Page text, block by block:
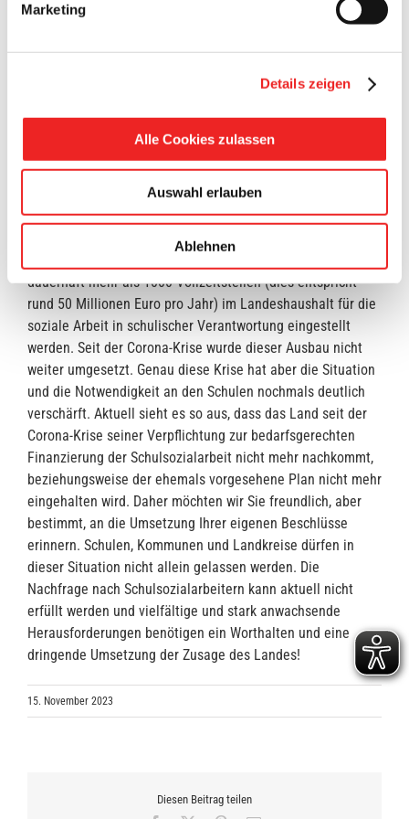
Marketing
Details zeigen
Alle Cookies zulassen
Auswahl erlauben
Ablehnen
Verantwortung übernommen und als Landesaufgabe
dabei sollten insbesondere auch Grundschulen und
Gymnasien berücksichtigt werden. Das Land Niedersachsen
hat die Zuständigkeit für die Schulsozialarbeit an
Gymnasien anerkannt. Mit den damals schon vorhandenen
dauerhaft mehr als 1000 Vollzeitstellen (dies entspricht
rund 50 Millionen Euro pro Jahr) im Landeshaushalt für die
soziale Arbeit in schulischer Verantwortung eingestellt
werden. Seit der Corona-Krise wurde dieser Ausbau nicht
weiter umgesetzt. Genau diese Krise hat aber die Situation
und die Notwendigkeit an den Schulen nochmals deutlich
verschärft. Aktuell sieht es so aus, dass das Land seit der
Corona-Krise seiner Verpflichtung zur bedarfsgerechten
Finanzierung der Schulsozialarbeit nicht mehr nachkommt,
beziehungsweise der ehemals vorgesehene Plan nicht mehr
eingehalten wird. Daher möchten wir Sie freundlich, aber
bestimmt, an die Umsetzung Ihrer eigenen Beschlüsse
erinnern. Schulen, Kommunen und Landkreise dürfen in
dieser Situation nicht allein gelassen werden. Die
Nachfrage nach Schulsozialarbeitern kann aktuell nicht
erfüllt werden und vielfältige und stark anwachsende
Herausforderungen benötigen ein Worthalten und eine
dringende Umsetzung der Zusage des Landes!
15. November 2023
Diesen Beitrag teilen